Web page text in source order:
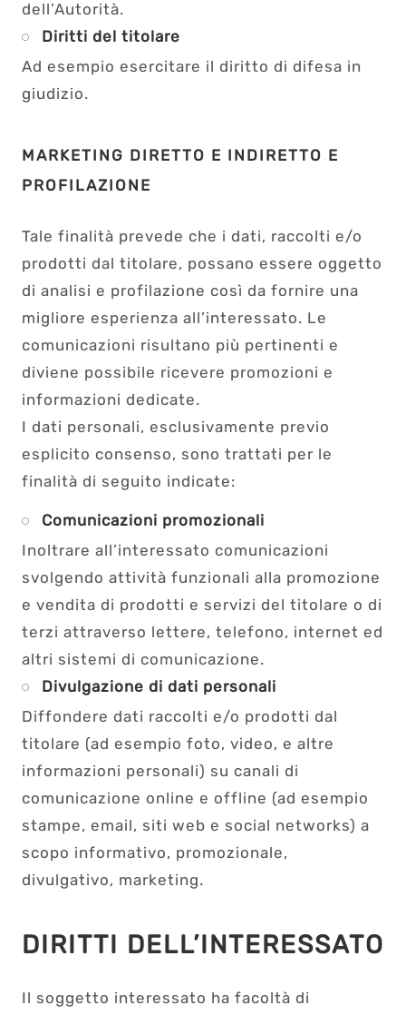
dell’Autorità.
Diritti del titolare
Ad esempio esercitare il diritto di difesa in
giudizio.
MARKETING DIRETTO E INDIRETTO E
PROFILAZIONE
Tale finalità prevede che i dati, raccolti e/o
prodotti dal titolare, possano essere oggetto
di analisi e profilazione così da fornire una
migliore esperienza all’interessato. Le
comunicazioni risultano più pertinenti e
diviene possibile ricevere promozioni e
informazioni dedicate.
I dati personali, esclusivamente previo
esplicito consenso, sono trattati per le
finalità di seguito indicate:
Comunicazioni promozionali
Inoltrare all’interessato comunicazioni
svolgendo attività funzionali alla promozione
e vendita di prodotti e servizi del titolare o di
terzi attraverso lettere, telefono, internet ed
altri sistemi di comunicazione.
Divulgazione di dati personali
Diffondere dati raccolti e/o prodotti dal
titolare (ad esempio foto, video, e altre
informazioni personali) su canali di
comunicazione online e offline (ad esempio
stampe, email, siti web e social networks) a
scopo informativo, promozionale,
divulgativo, marketing.
DIRITTI DELL’INTERESSATO
Il soggetto interessato ha facoltà di